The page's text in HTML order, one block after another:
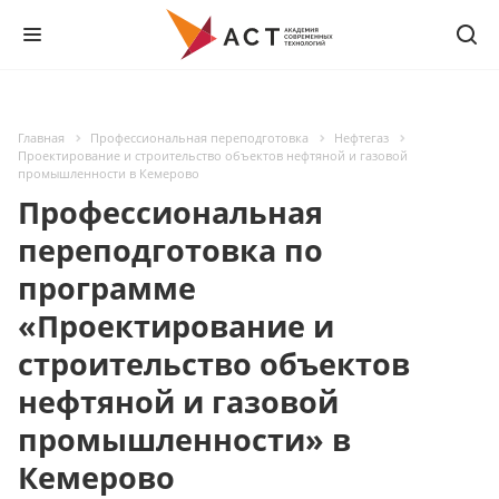
Главная Профессиональная переподготовка
Нефтегаз
Проектирование и строительство объектов нефтяной и газовой
промышленности в Кемерово
Профессиональная
переподготовка по
программе
«Проектирование и
строительство объектов
нефтяной и газовой
промышленности» в
Кемерово